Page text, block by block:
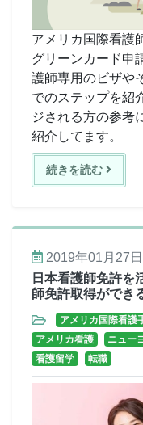
アメリカ国際看護
グリーンカード申
護師専用のビザや
でのステップを紹
ジされる方の参考
紹介してます。
続きを読む
2019年01月27日
日本看護師免許を
師免許取得ができ
アメリカ国際看護
アメリカ看護
ニュー
看護留学
転職